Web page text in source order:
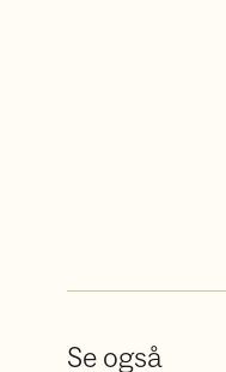
Se også